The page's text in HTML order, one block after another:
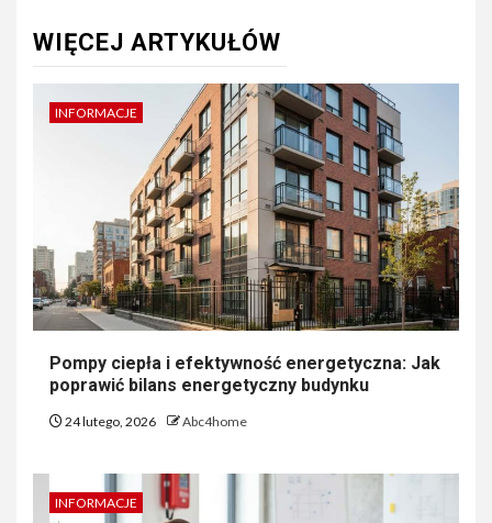
WIĘCEJ ARTYKUŁÓW
INFORMACJE
Pompy ciepła i efektywność energetyczna: Jak
poprawić bilans energetyczny budynku
24 lutego, 2026 Abc4home
INFORMACJE